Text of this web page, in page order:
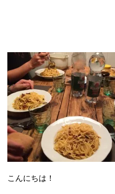
こんにちは！